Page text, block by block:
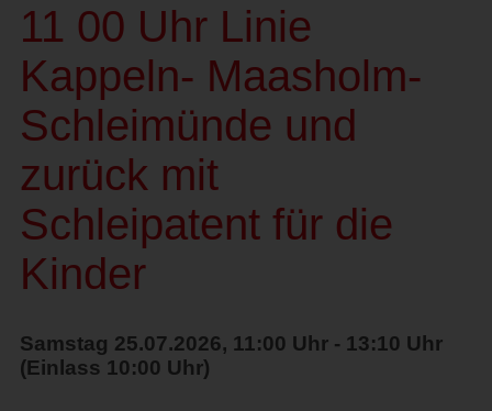
11 00 Uhr Linie
Kappeln- Maasholm-
Schleimünde und
zurück mit
Schleipatent für die
Kinder
Samstag 25.07.2026, 11:00 Uhr - 13:10 Uhr
(Einlass 10:00 Uhr)